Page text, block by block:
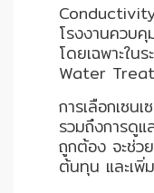
โรงงานควบ
โดยเฉพาะใน
Water
การเลือกเซน
รวมถึงการดู
ถูกต้อง จะช่ว
ต้นทุน และเพิ่